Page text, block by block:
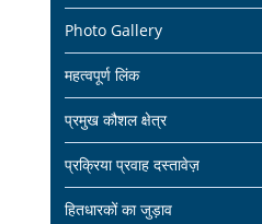
Photo Gallery
महत्वपूर्ण लिंक
प्रमुख कौशल क्षेत्र
प्रक्रिया प्रवाह दस्तावेज़
हितधारकों का जुड़ाव